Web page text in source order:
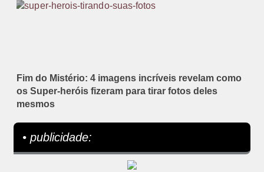
Fim do Mistério: 4 imagens incríveis revelam como
os Super-heróis fizeram para tirar fotos deles
mesmos
• publicidade: